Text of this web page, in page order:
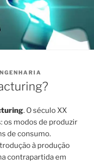
. O século XX
os modos de produzir
de consumo.
à produção
contrapartida em